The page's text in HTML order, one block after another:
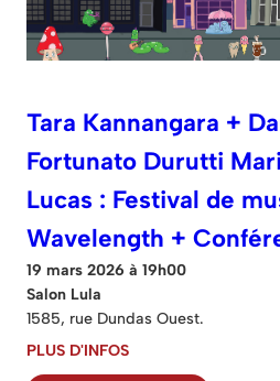
Tara Kannangara +
Fortunato Durutti
Lucas : Festival de
Wavelength +
19 mars 2026 à 19h00
Salon Lula
1585, rue Dundas Ouest.
PLUS D'INFOS